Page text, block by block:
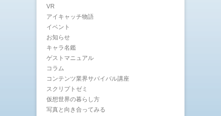
VR
アイキャッチ物語
イベント
お知らせ
キャラ名鑑
ゲストマニュアル
コラム
コンテンツ業界サバイバル講座
スクリプトゼミ
仮想世界の暮らし方
写真と向き合ってみる